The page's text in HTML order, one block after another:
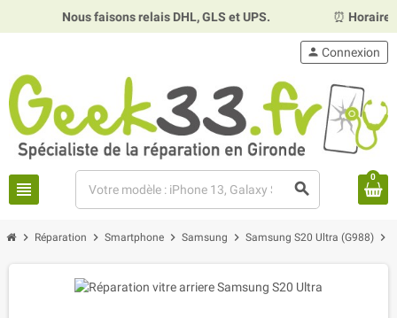
Nous faisons relais DHL, GLS et UPS. Horaires :Mardi,
view_headline search
person Connexion
0
chevron_right Réparation chevron_right Smartphone chevron_right Samsung chevron_right Samsung S20 Ultra (G988) chevron_right